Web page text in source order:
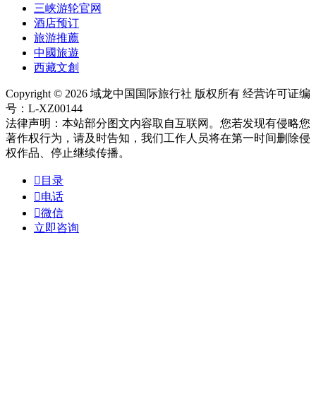
三峡游轮官网
酒店预订
旅游推薦
中國旅遊
西藏文創
Copyright © 2026 域龙中国国际旅行社 版权所有 经营许可证编
号：L-XZ00144
法律声明：本站部分图文内容取自互联网。您若发现有侵略您
著作权行为，请及时告知，我们工作人员将在第一时间删除侵
权作品、停止继续传播。
 目录
电话
微信
立即咨询